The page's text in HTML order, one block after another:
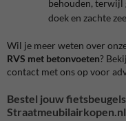
behouden, terwijl
doek en zachte
Wil je meer weten over
RVS met betonvoeten?
contact met ons op voor
Bestel jouw
Straatmeubilairkopen.nl